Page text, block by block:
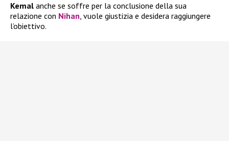
Kemal anche se soffre per la conclusione della sua
relazione con Nihan, vuole giustizia e desidera raggiungere
l’obiettivo.